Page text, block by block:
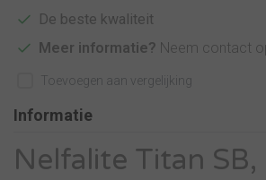
De beste kwaliteit
Meer informatie? Neem contact
Toevoegen aan vergelijking
Informatie
Nelfalite Titan SB,